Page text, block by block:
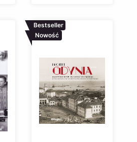
Bestseller
Nowość